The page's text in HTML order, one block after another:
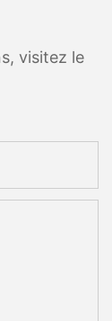
visitez le